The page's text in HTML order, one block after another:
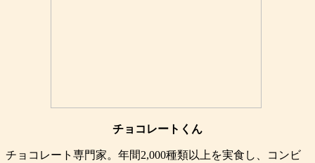
チョコレートくん
チョコレート専門家。年間2,000種類以上を実食し、コンビ